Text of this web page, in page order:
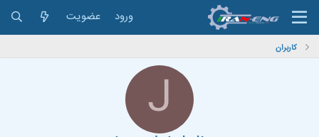
ورود عضویت
کاربران
J